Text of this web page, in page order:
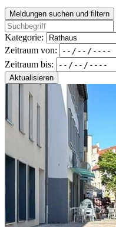
Meldungen suchen und filtern
Kategorie:
Zeitraum von:
Zeitraum bis:
Aktualisieren